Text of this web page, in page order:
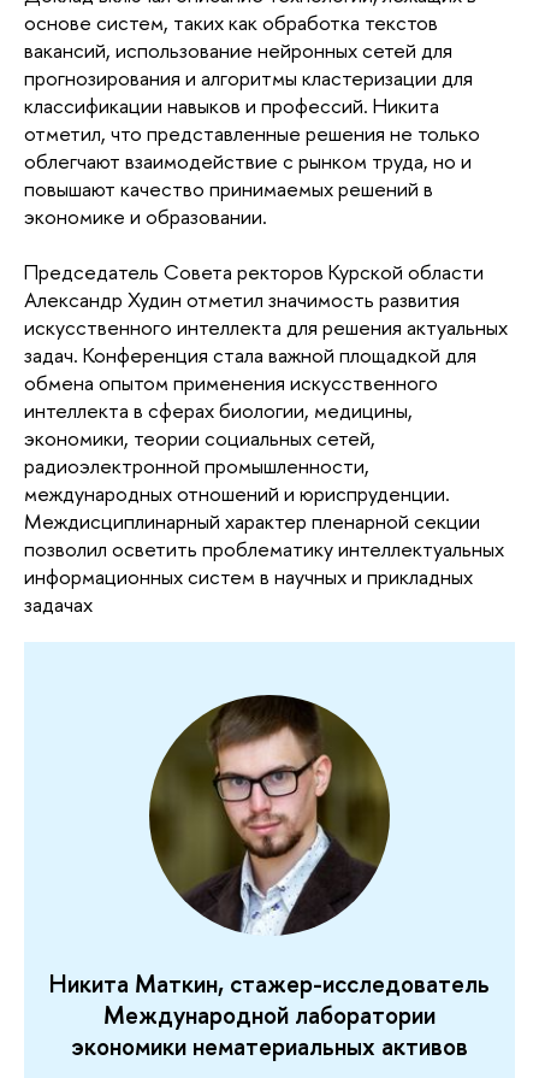
основе систем, таких как обработка текстов
вакансий, использование нейронных сетей для
прогнозирования и алгоритмы кластеризации для
классификации навыков и профессий. Никита
отметил, что представленные решения не только
облегчают взаимодействие с рынком труда, но и
повышают качество принимаемых решений в
экономике и образовании.
Председатель Совета ректоров Курской области
Александр Худин отметил значимость развития
искусственного интеллекта для решения актуальных
задач. Конференция стала важной площадкой для
обмена опытом применения искусственного
интеллекта в сферах биологии, медицины,
экономики, теории социальных сетей,
радиоэлектронной промышленности,
международных отношений и юриспруденции.
Междисциплинарный характер пленарной секции
позволил осветить проблематику интеллектуальных
информационных систем в научных и прикладных
задачах
Никита Маткин, стажер-исследователь
Международной лаборатории
экономики нематериальных активов